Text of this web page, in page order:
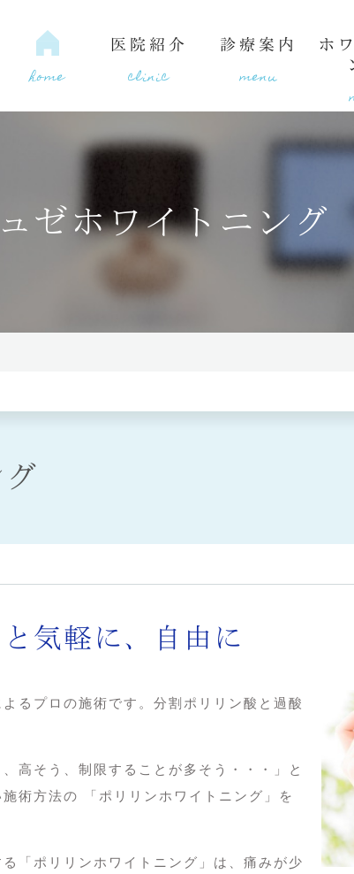
home
医院紹介
clinic
科の6つの魅力 当院の理念 セルフビ
診療案内
menu
ホ
トニング
医療費控除ゼホワイトニング
気軽に、自由に
るプロの施術です。分割ポリリン酸と過酸
高そう、制限することが多そう・・・」と
術方法の 「ポリリンホワイトニング」を
「ポリリンホワイトニング」は、痛みが少